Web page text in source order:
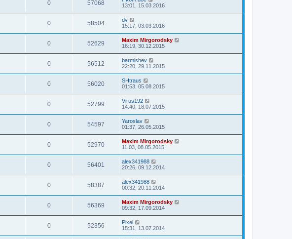
0 57068
13:01, 15.03.2016
0 58504
dv
15:17, 03.03.2016
0 52629
Maxim Mirgorodsky
16:19, 30.12.2015
0 56512
barmishev
22:20, 29.11.2015
0 56020
SHtraus
01:53, 05.08.2015
0 52799
Virus192
14:40, 18.07.2015
0 54597
Yaroslav
01:37, 26.05.2015
0 52970
Maxim Mirgorodsky
11:03, 08.05.2015
0 56401
alex341988
20:26, 09.12.2014
0 58387
alex341988
00:32, 20.11.2014
0 56369
Maxim Mirgorodsky
09:32, 17.09.2014
0 52356
Pixel
15:31, 13.07.2014